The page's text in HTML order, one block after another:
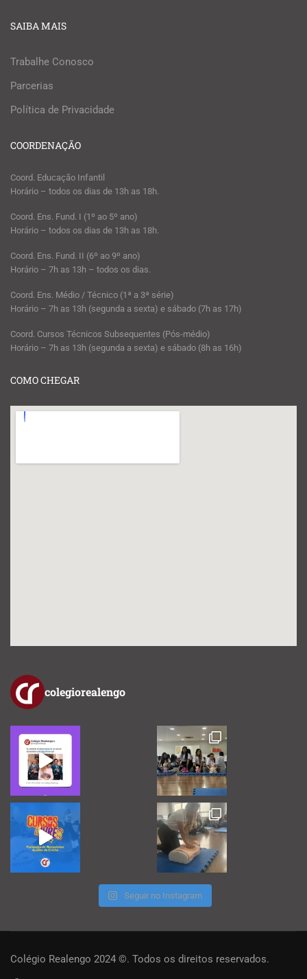
SAIBA MAIS
Trabalhe Conosco
Parcerias
Política de Privacidade
COORDENAÇÃO
Coord. Educação Infantil
Horário – todos os dias de 13h as 18h.
Coord. Ens. Fund. I (1º ao 5º ano)
Horário – todos os dias de 13h as 18h.
Coord. Ens. Fund. II (6º ao 9º ano)
Horário – 7h as 13h – todos os dias.
Coord. Ens. Médio / Técnico (1ª a 3ª série)
Horário – 7h as 13h (segunda a sexta) e sábado (7h as 17h)
Coord. Cursos Técnicos Subsequentes (Pós-médio)
Horário – 7h as 13h (segunda a sexta) e sábado (8h as 16h)
COMO CHEGAR
colegiorealengo
Seguir no Instagram
Colégio Realengo 2024 ©. Todos os direitos reservados.